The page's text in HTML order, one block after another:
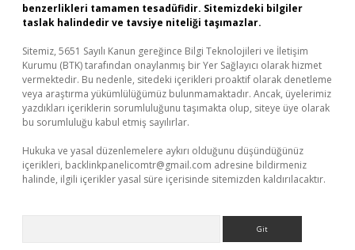
benzerlikleri tamamen tesadüfidir. Sitemizdeki bilgiler
taslak halindedir ve tavsiye niteliği taşımazlar.
Sitemiz, 5651 Sayılı Kanun gereğince Bilgi Teknolojileri ve İletişim
Kurumu (BTK) tarafından onaylanmış bir Yer Sağlayıcı olarak hizmet
vermektedir. Bu nedenle, sitedeki içerikleri proaktif olarak denetleme
veya araştırma yükümlülüğümüz bulunmamaktadır. Ancak, üyelerimiz
yazdıkları içeriklerin sorumluluğunu taşımakta olup, siteye üye olarak
bu sorumluluğu kabul etmiş sayılırlar.
Hukuka ve yasal düzenlemelere aykırı olduğunu düşündüğünüz
içerikleri, backlinkpanelicomtr@gmail.com adresine bildirmeniz
halinde, ilgili içerikler yasal süre içerisinde sitemizden kaldırılacaktır.